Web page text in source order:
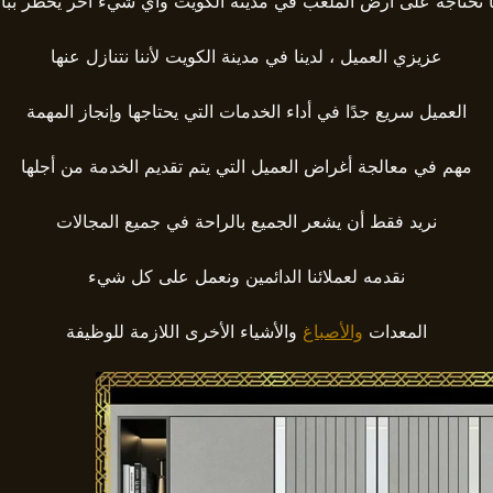
عزيزي العميل ، لدينا في مدينة الكويت لأننا نتنازل عنها
العميل سريع جدًا في أداء الخدمات التي يحتاجها وإنجاز المهمة
مهم في معالجة أغراض العميل التي يتم تقديم الخدمة من أجلها
نريد فقط أن يشعر الجميع بالراحة في جميع المجالات
نقدمه لعملائنا الدائمين ونعمل على كل شيء
المعدات والأصباغ والأشياء الأخرى اللازمة للوظيفة